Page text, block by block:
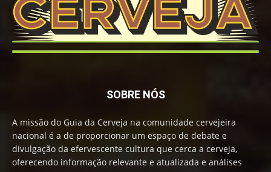
SOBRE NÓS
A missão do Guia da Cerveja na comunidade cervejeira
nacional é a de proporcionar um espaço de debate e
divulgação da efervescente cultura que cerca a cerveja,
oferecendo informação relevante e atualizada e análises